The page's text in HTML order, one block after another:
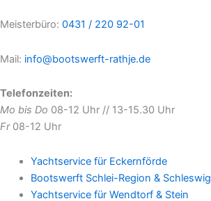
Meisterbüro: 0431 / 220 92-01
Mail: info@bootswerft-rathje.de
Telefonzeiten:
Mo bis Do 08-12 Uhr // 13-15.30 Uhr
Fr 08-12 Uhr
Yachtservice für Eckernförde
Bootswerft Schlei-Region & Schleswig
Yachtservice für Wendtorf & Stein